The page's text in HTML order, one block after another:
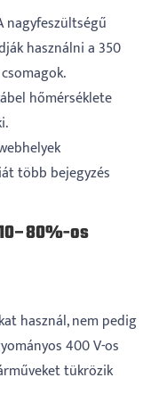
nagyfeszültségű
használni a 350
hőmérséklete
több bejegyzés
os
használ, nem pedig
400 V-os
tükrözik